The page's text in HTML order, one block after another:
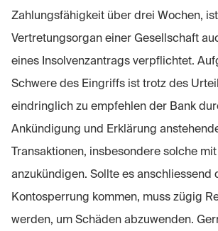
Zahlungsfähigkeit über drei Wochen,
Vertretungsorgan einer Gesellschaft
eines Insolvenzantrags verpflichtet.
Schwere des Eingriffs ist trotz des
eindringlich zu empfehlen der Bank
Ankündigung und Erklärung
Transaktionen, insbesondere solche
anzukündigen. Sollte es anschliessend
Kontosperrung kommen, muss zügig
werden, um Schäden abzuwenden.